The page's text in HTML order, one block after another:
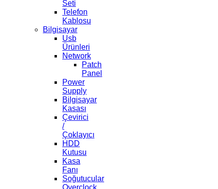
Seti
Telefon
Kablosu
Bilgisayar
Usb
Ürünleri
Network
Patch
Panel
Power
Supply
Bilgisayar
Kasası
Çevirici
/
Çoklayıcı
HDD
Kutusu
Kasa
Fanı
Soğutucular